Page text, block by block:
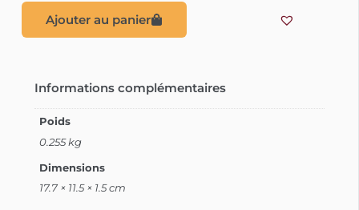
Ajouter au panier
Informations complémentaires
Poids
0.255 kg
Dimensions
17.7 × 11.5 × 1.5 cm